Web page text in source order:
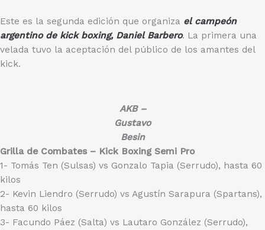
Este es la segunda edición que organiza el campeón
argentino de kick boxing, Daniel Barbero. La primera una
velada tuvo la aceptación del público de los amantes del
kick.
AKB –
Gustavo
Besin
Grilla de Combates – Kick Boxing Semi Pro
1- Tomás Ten (Sulsas) vs Gonzalo Tapia (Serrudo), hasta 60
kilos
2- Kevin Liendro (Serrudo) vs Agustín Sarapura (Spartans),
hasta 60 kilos
3- Facundo Páez (Salta) vs Lautaro González (Serrudo),